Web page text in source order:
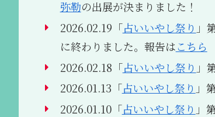
弥勒の出展が決まりました！
2026.02.19「占いいやし祭り 」
に終わりました。報告はこちら
2026.02.18「占いいやし祭り 」
2026.01.13「占いいやし祭り 」
2026.01.10「占いいやし祭り 」